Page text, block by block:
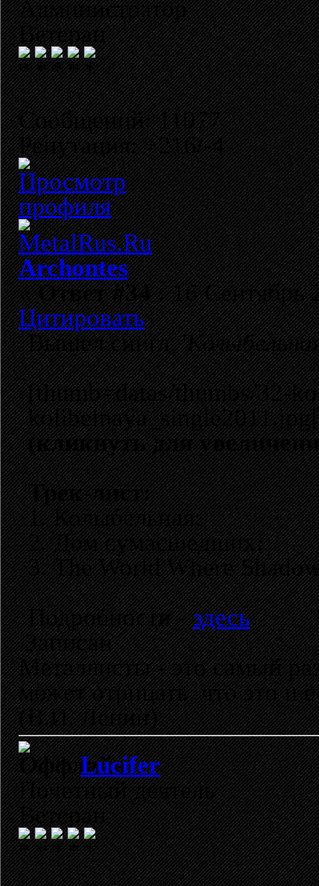
Администратор
Ветеран
Сообщений: 11977
Репутация: +216/-4
Archontes
«Ответ #34 :16 Сентябрь
Цитировать
Вышел сингл
[thumb=datas/thumbs/32-
(кликнуть для
Трек-лист:
1. Колыбельная;
2. Дом сумасшедших;
3. The World Where
Подробности -здесь
Записан
Металлисты - это самый
может отрицать, что это и
(В.И. Ленин)
Lucifer
Почетный деятель
Ветеран